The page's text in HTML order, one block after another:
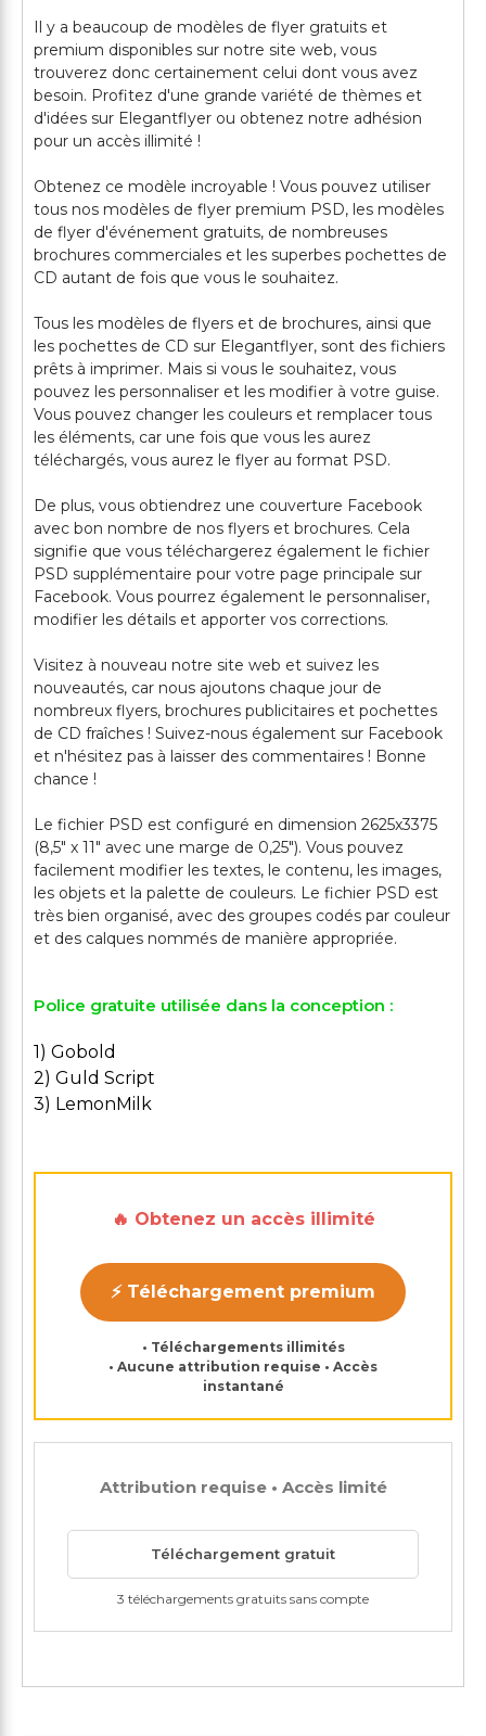
Il y a beaucoup de modèles de flyer gratuits et
premium disponibles sur notre site web, vous
trouverez donc certainement celui dont vous avez
besoin. Profitez d'une grande variété de thèmes et
d'idées sur Elegantflyer ou obtenez notre adhésion
pour un accès illimité !
Obtenez ce modèle incroyable ! Vous pouvez utiliser
tous nos modèles de flyer premium PSD, les modèles
de flyer d'événement gratuits, de nombreuses
brochures commerciales et les superbes pochettes de
CD autant de fois que vous le souhaitez.
Tous les modèles de flyers et de brochures, ainsi que
les pochettes de CD sur Elegantflyer, sont des fichiers
prêts à imprimer. Mais si vous le souhaitez, vous
pouvez les personnaliser et les modifier à votre guise.
Vous pouvez changer les couleurs et remplacer tous
les éléments, car une fois que vous les aurez
téléchargés, vous aurez le flyer au format PSD.
De plus, vous obtiendrez une couverture Facebook
avec bon nombre de nos flyers et brochures. Cela
signifie que vous téléchargerez également le fichier
PSD supplémentaire pour votre page principale sur
Facebook. Vous pourrez également le personnaliser,
modifier les détails et apporter vos corrections.
Visitez à nouveau notre site web et suivez les
nouveautés, car nous ajoutons chaque jour de
nombreux flyers, brochures publicitaires et pochettes
de CD fraîches ! Suivez-nous également sur Facebook
et n'hésitez pas à laisser des commentaires ! Bonne
chance !
Le fichier PSD est configuré en dimension 2625x3375
(8,5" x 11" avec une marge de 0,25"). Vous pouvez
facilement modifier les textes, le contenu, les images,
les objets et la palette de couleurs. Le fichier PSD est
très bien organisé, avec des groupes codés par couleur
Police gratuite utilisée dans la conception :
1) Gobold
2) Guld Script
3) LemonMilk
🔥 Obtenez un accès illimité
⚡ Téléchargement premium
• Téléchargements illimités
• Aucune attribution requise • Accès
instantané
Attribution requise • Accès limité
Téléchargement gratuit
3 téléchargements gratuits sans compte